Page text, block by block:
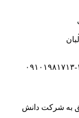
به شرکت دانش